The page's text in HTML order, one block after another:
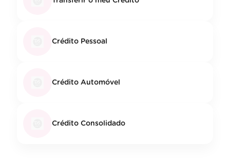
Crédito Pessoal
Crédito Automóvel
Crédito Consolidado